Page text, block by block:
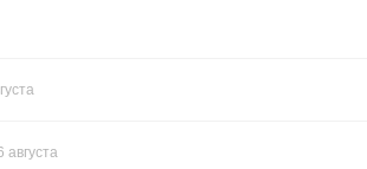
августа